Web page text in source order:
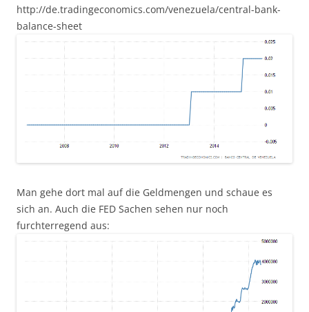
http://de.tradingeconomics.com/venezuela/central-bank-
balance-sheet
Man gehe dort mal auf die Geldmengen und schaue es
sich an. Auch die FED Sachen sehen nur noch
furchterregend aus: